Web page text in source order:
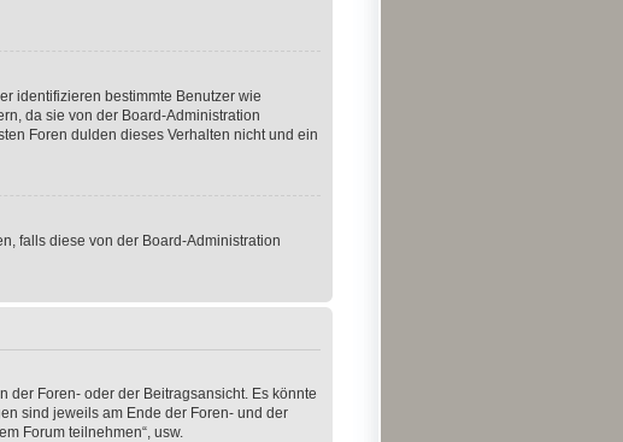
identifizieren bestimmte Benutzer wie
da sie von der Board-Administration
Foren dulden dieses Verhalten nicht und ein
falls diese von der Board-Administration
der Foren- oder der Beitragsansicht. Es könnte
sind jeweils am Ende der Foren- und der
Forum teilnehmen“, usw.